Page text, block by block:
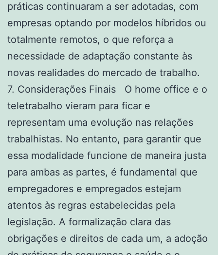
práticas continuaram a ser adotadas, com
empresas optando por modelos híbridos ou
totalmente remotos, o que reforça a
necessidade de adaptação constante às
novas realidades do mercado de trabalho.
7. Considerações Finais O home office e o
teletrabalho vieram para ficar e
representam uma evolução nas relações
trabalhistas. No entanto, para garantir que
essa modalidade funcione de maneira justa
para ambas as partes, é fundamental que
empregadores e empregados estejam
atentos às regras estabelecidas pela
legislação. A formalização clara das
obrigações e direitos de cada um, a adoção